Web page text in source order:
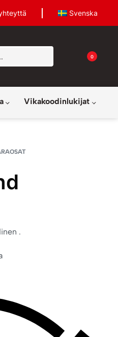
Svenska
0
Vikakoodinlukijat
.